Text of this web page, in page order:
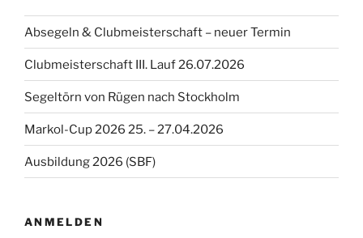
Absegeln & Clubmeisterschaft – neuer Termin
Clubmeisterschaft III. Lauf 26.07.2026
Segeltörn von Rügen nach Stockholm
Markol-Cup 2026 25. – 27.04.2026
Ausbildung 2026 (SBF)
ANMELDEN